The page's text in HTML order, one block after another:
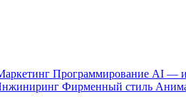
Программирование AI —
Фирменный стиль